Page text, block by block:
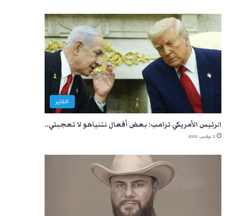
التقارير
الرئيس الأمريكي ترامب: بعض أفعال نتنياهو لا تعجبني..
2 نوفمبر، 2025